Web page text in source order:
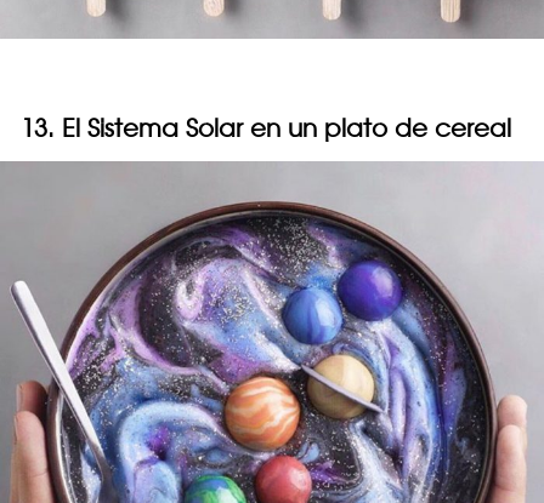
13. El Sistema Solar en un plato de cereal